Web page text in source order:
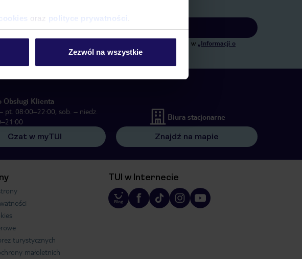
oraz polityce prywatności
Zezwól na wszystkie
Zapisz się
w celach marketingowych, w zakresie oraz celu wskazanym w „Informacji o
systemów wywołujących.
Obsługi Klienta
pt. 08:00–22:00, sob. – niedz.
Czat w myTUI
Biura stacjonarne
Znajdź na mapie
turystycznych
małoletnich
TUI w Internecie